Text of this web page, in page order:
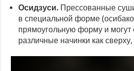
Осидзуси. Прессованные
в специальной форме
прямоугольную форму и могут
различные начинки как сверху,